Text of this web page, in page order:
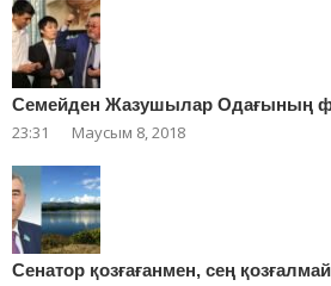
Cемейден Жазушылар Одағының
23:31 Маусым 8, 2018
Сенатор қозғағанмен, сең